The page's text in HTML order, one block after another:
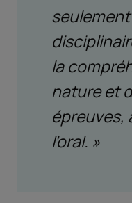
la
nature et
épreuves,
l’oral. »